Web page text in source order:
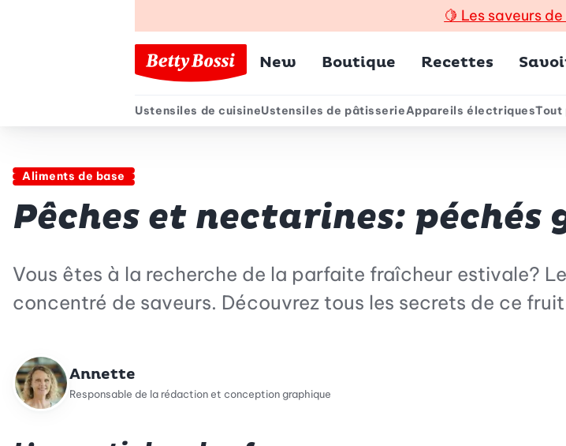
🍋 Les saveurs
Menu principal
New Boutique Recettes
Menu secondaire
Ustensiles de cuisineUstensiles de pâtisserieAppareils électriquesTout
Aliments de base
Pêches et nectarines: péchés
Vous êtes à la recherche de la parfaite fraîcheur estivale?
concentré de saveurs. Découvrez tous les secrets de ce
Annette
Responsable de la rédaction et conception graphique